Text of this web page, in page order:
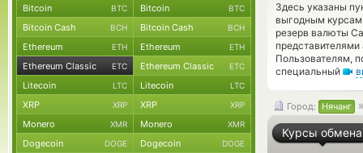
Здесь указаны
выгодным
резерв валюты
Пользователям,
специальный
Город: Нячанг
Курсы обмена
Bitcoin BTC Bitcoin BTC
Bitcoin Cash BCH Bitcoin Cash BCH
Ethereum ETH Ethereum ETH
Ethereum Classic ETC Ethereum Classic ETC
Litecoin LTC Litecoin LTC
XRP XRP XRP XRP
Monero XMR Monero XMR
Dogecoin DOGE Dogecoin DOGE